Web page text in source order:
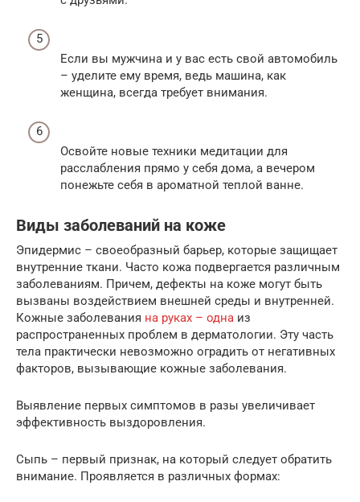
Если вы мужчина и у вас есть свой автомобиль
– уделите ему время, ведь машина, как
женщина, всегда требует внимания.
Освойте новые техники медитации для
расслабления прямо у себя дома, а вечером
понежьте себя в ароматной теплой ванне.
Виды заболеваний на коже
Эпидермис – своеобразный барьер, которые защищает
внутренние ткани. Часто кожа подвергается различным
заболеваниям. Причем, дефекты на коже могут быть
вызваны воздействием внешней среды и внутренней.
Кожные заболевания на руках – одна из
распространенных проблем в дерматологии. Эту часть
тела практически невозможно оградить от негативных
факторов, вызывающие кожные заболевания.
Выявление первых симптомов в разы увеличивает
эффективность выздоровления.
Сыпь – первый признак, на который следует обратить
внимание. Проявляется в различных формах: